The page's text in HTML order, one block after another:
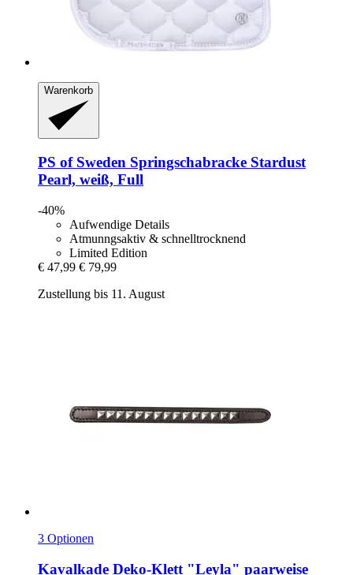
Warenkorb
PS of Sweden Springschabracke Stardust
Pearl, weiß, Full
-40%
Aufwendige Details
Atmunngsaktiv & schnelltrocknend
Limited Edition
€ 47,99 € 79,99
Zustellung bis 11. August
3 Optionen
Kavalkade Deko-​Klett "Leyla" paarweise